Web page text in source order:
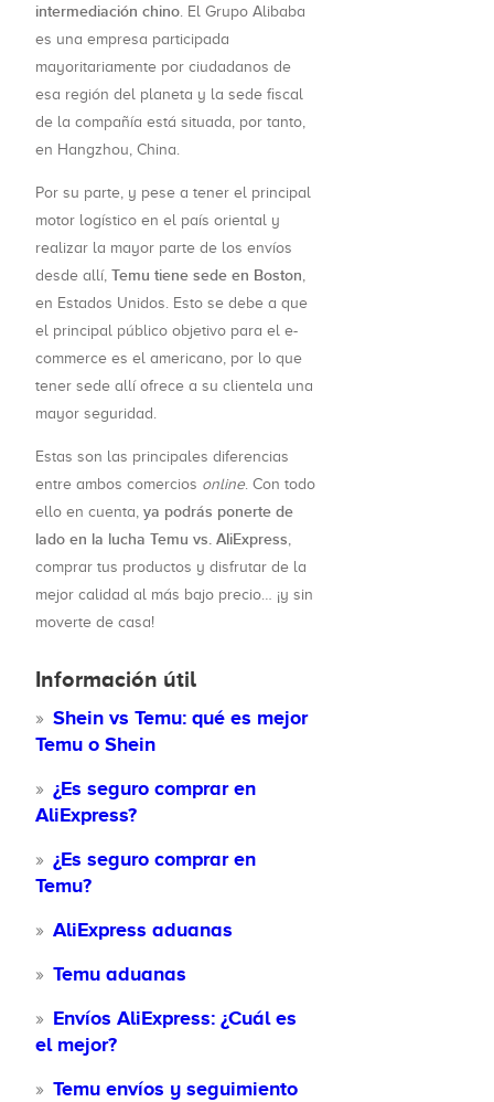
intermediación chino. El Grupo Alibaba
es una empresa participada
mayoritariamente por ciudadanos de
esa región del planeta y la sede fiscal
de la compañía está situada, por tanto,
en Hangzhou, China.
Por su parte, y pese a tener el principal
motor logístico en el país oriental y
realizar la mayor parte de los envíos
desde allí, Temu tiene sede en Boston,
en Estados Unidos. Esto se debe a que
el principal público objetivo para el e-
commerce es el americano, por lo que
tener sede allí ofrece a su clientela una
mayor seguridad.
Estas son las principales diferencias
entre ambos comercios online. Con todo
ello en cuenta, ya podrás ponerte de
lado en la lucha Temu vs. AliExpress,
comprar tus productos y disfrutar de la
mejor calidad al más bajo precio… ¡y sin
moverte de casa!
Información útil
Shein vs Temu: qué es mejor
Temu o Shein
¿Es seguro comprar en
AliExpress?
¿Es seguro comprar en
Temu?
AliExpress aduanas
Temu aduanas
Envíos AliExpress: ¿Cuál es
el mejor?
Temu envíos y seguimiento